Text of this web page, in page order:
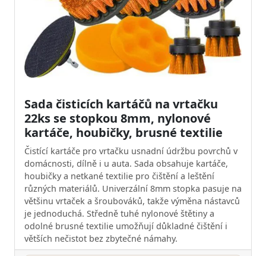
Sada čisticích kartáčů na vrtačku
22ks se stopkou 8mm, nylonové
kartáče, houbičky, brusné textilie
Čistící kartáče pro vrtačku usnadní údržbu povrchů v
domácnosti, dílně i u auta. Sada obsahuje kartáče,
houbičky a netkané textilie pro čištění a leštění
různých materiálů. Univerzální 8mm stopka pasuje na
většinu vrtaček a šroubováků, takže výměna nástavců
je jednoduchá. Středně tuhé nylonové štětiny a
odolné brusné textilie umožňují důkladné čištění i
větších nečistot bez zbytečné námahy.